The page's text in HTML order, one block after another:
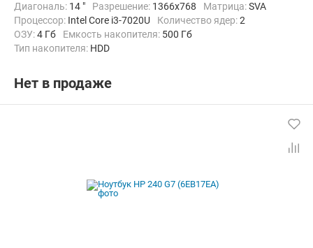
Диагональ: 14 " Разрешение: 1366x768 Матрица:SVA
Процессор: Intel Core i3-7020U Количество ядер:2
ОЗУ:4 Гб Емкость накопителя: 500 Гб
Тип накопителя: HDD
Операционная система:
Нет в продаже